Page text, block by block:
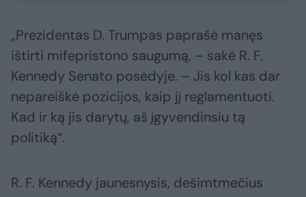
„Prezidentas D. Trumpas paprašė manęs
ištirti mifepristono saugumą, – sakė R. F.
Kennedy Senato posėdyje. – Jis kol kas dar
nepareiškė pozicijos, kaip jį reglamentuoti.
Kad ir ką jis darytų, aš įgyvendinsiu tą
politiką“.
R. F. Kennedy jaunesnysis, dešimtmečius